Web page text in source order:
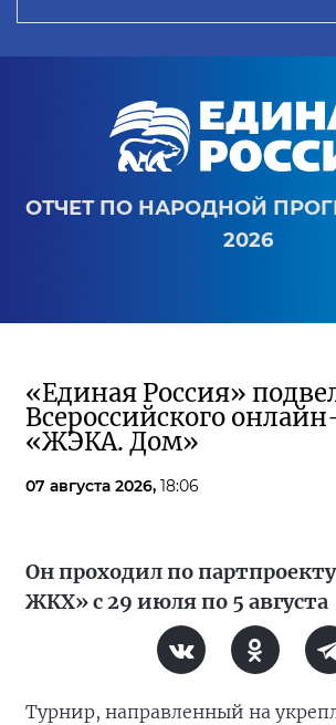
ОТЧЕТ ПО НАРОДНОЙ
2026
«Единая Россия»
Всероссийского
«ЖЭКА. Дом»
07 августа 2026, 18:06
Он проходил по
ЖКХ» с 29 июля по 5 августа
Турнир, направленный на